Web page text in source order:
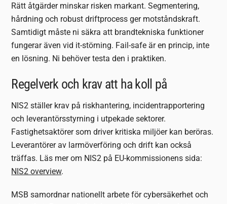
Rätt åtgärder minskar risken markant. Segmentering,
hårdning och robust driftprocess ger motståndskraft.
Samtidigt måste ni säkra att brandtekniska funktioner
fungerar även vid it-störning. Fail-safe är en princip, inte
en lösning. Ni behöver testa den i praktiken.
Regelverk och krav att ha koll på
NIS2 ställer krav på riskhantering, incidentrapportering
och leverantörsstyrning i utpekade sektorer.
Fastighetsaktörer som driver kritiska miljöer kan beröras.
Leverantörer av larmöverföring och drift kan också
träffas. Läs mer om NIS2 på EU-kommissionens sida:
NIS2 overview.
MSB samordnar nationellt arbete för cybersäkerhet och